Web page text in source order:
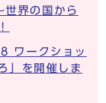
界の国から
ワークショッ
」を開催しま